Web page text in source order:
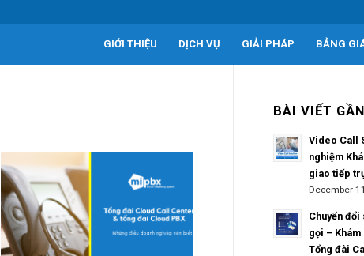
GIỚI THIỆU DỊCH VỤ GIẢI PHÁP BẢNG
BÀI VIẾT
Video Call
nghiệm
giao tiếp
December
Chuyển
gọi –
Tổng đài